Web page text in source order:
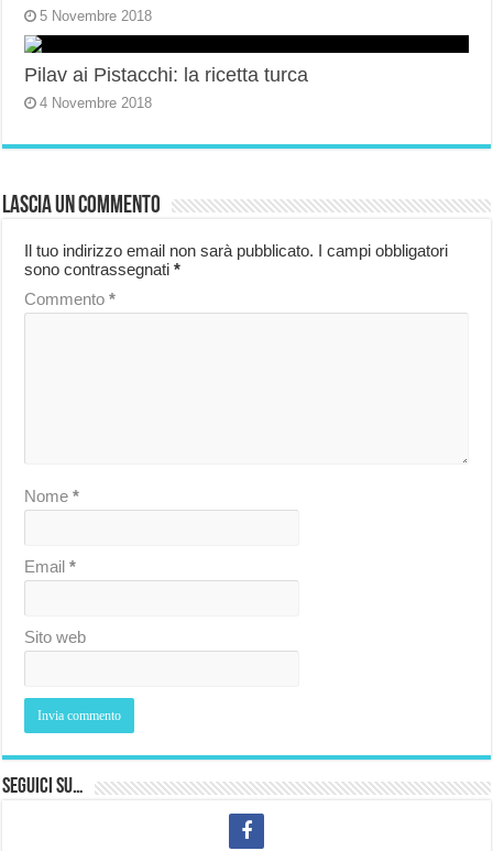
5 Novembre 2018
Pilav ai Pistacchi: la ricetta turca
4 Novembre 2018
Lascia un commento
Il tuo indirizzo email non sarà pubblicato. I campi obbligatori
sono contrassegnati*
Commento*
Nome*
Email*
Sito web
Seguici su…